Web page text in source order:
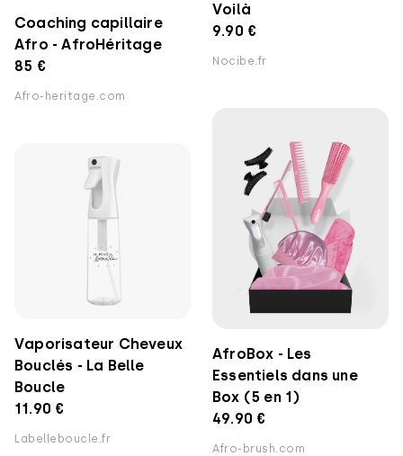
Voilà
9.90 €
Nocibe.fr
Coaching capillaire
Afro - AfroHéritage
85 €
Afro-heritage.com
AfroBox - Les
Essentiels dans une
Box (5 en 1)
49.90 €
Afro-brush.com
Vaporisateur Cheveux
Bouclés - La Belle
Boucle
11.90 €
Labelleboucle.fr